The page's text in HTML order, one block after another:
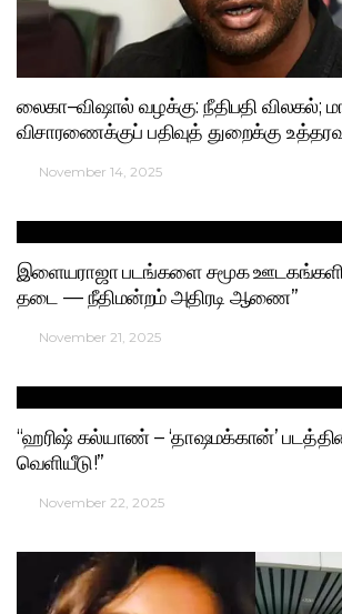
லைகா–விஷால் வழக்கு: நீதிபதி விலகல்;
விசாரணைக்குப் பதிவுத் துறைக்கு
November 14, 2025
இளையராஜா படங்களை சமூக
தடை — நீதிமன்றம் அதிரடி ஆணை”
November 21, 2025
“ஹரிஷ் கல்யாண் – ‘தாஷமக்கான்’
வெளியீடு!”
November 22, 2025